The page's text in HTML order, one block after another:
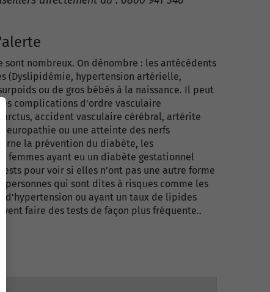
nombreux. On dénombre : les antécédents
(Dyslipidémie, hypertension artérielle,
ou de gros bébés à la naissance. Il peut
complications d'ordre vasculaire
accident vasculaire cérébral, artérite
neuropathie ou une atteinte des nerfs
la prévention du diabète, les
femmes ayant eu un diabète gestationnel
pour voir si elles n’ont pas une autre forme
personnes qui sont dites à risques comme les
d’hypertension ou ayant un taux de lipides
faire des tests de façon plus fréquente..